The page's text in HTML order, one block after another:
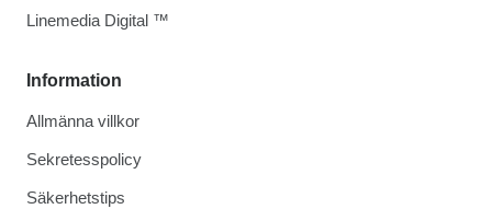
Information
Allmänna villkor
Sekretesspolicy
Säkerhetstips
Linemedia Digital ™